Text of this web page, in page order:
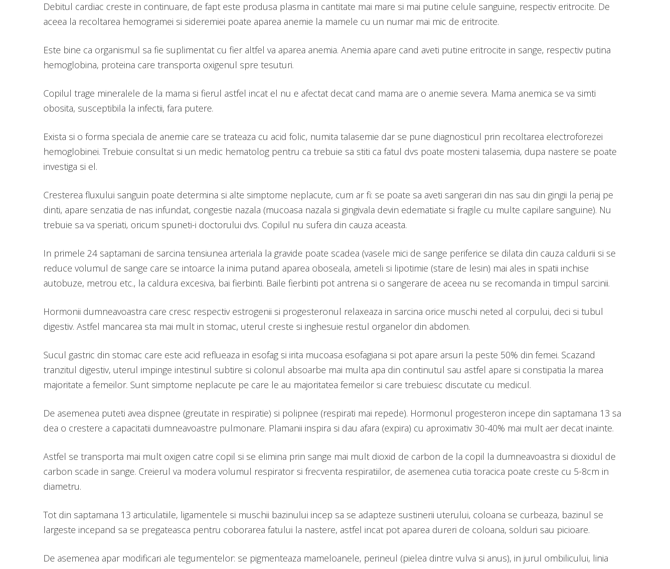
Debitul cardiac creste in continuare, de fapt este produsa plasma in cantitate mai mare si mai putine celule sanguine, respectiv eritrocite. De
aceea la recoltarea hemogramei si sideremiei poate aparea anemie la mamele cu un numar mai mic de eritrocite.
Este bine ca organismul sa fie suplimentat cu fier altfel va aparea anemia. Anemia apare cand aveti putine eritrocite in sange, respectiv putina
hemoglobina, proteina care transporta oxigenul spre tesuturi.
Copilul trage mineralele de la mama si fierul astfel incat el nu e afectat decat cand mama are o anemie severa. Mama anemica se va simti
obosita, susceptibila la infectii, fara putere.
Exista si o forma speciala de anemie care se trateaza cu acid folic, numita talasemie dar se pune diagnosticul prin recoltarea electroforezei
hemoglobinei. Trebuie consultat si un medic hematolog pentru ca trebuie sa stiti ca fatul dvs poate mosteni talasemia, dupa nastere se poate
investiga si el.
Cresterea fluxului sanguin poate determina si alte simptome neplacute, cum ar fi: se poate sa aveti sangerari din nas sau din gingii la periaj pe
dinti, apare senzatia de nas infundat, congestie nazala (mucoasa nazala si gingivala devin edematiate si fragile cu multe capilare sanguine). Nu
trebuie sa va speriati, oricum spuneti-i doctorului dvs. Copilul nu sufera din cauza aceasta.
In primele 24 saptamani de sarcina tensiunea arteriala la gravide poate scadea (vasele mici de sange periferice se dilata din cauza caldurii si se
reduce volumul de sange care se intoarce la inima putand aparea oboseala, ameteli si lipotimie (stare de lesin) mai ales in spatii inchise
autobuze, metrou etc., la caldura excesiva, bai fierbinti. Baile fierbinti pot antrena si o sangerare de aceea nu se recomanda in timpul sarcinii.
Hormonii dumneavoastra care cresc respectiv estrogenii si progesteronul relaxeaza in sarcina orice muschi neted al corpului, deci si tubul
digestiv. Astfel mancarea sta mai mult in stomac, uterul creste si inghesuie restul organelor din abdomen.
Sucul gastric din stomac care este acid reflueaza in esofag si irita mucoasa esofagiana si pot apare arsuri la peste 50% din femei. Scazand
tranzitul digestiv, uterul impinge intestinul subtire si colonul absoarbe mai multa apa din continutul sau astfel apare si constipatia la marea
majoritate a femeilor. Sunt simptome neplacute pe care le au majoritatea femeilor si care trebuiesc discutate cu medicul.
De asemenea puteti avea dispnee (greutate in respiratie) si polipnee (respirati mai repede). Hormonul progesteron incepe din saptamana 13 sa
dea o crestere a capacitatii dumneavoastre pulmonare. Plamanii inspira si dau afara (expira) cu aproximativ 30-40% mai mult aer decat inainte.
Astfel se transporta mai mult oxigen catre copil si se elimina prin sange mai mult dioxid de carbon de la copil la dumneavoastra si dioxidul de
carbon scade in sange. Creierul va modera volumul respirator si frecventa respiratiilor, de asemenea cutia toracica poate creste cu 5-8cm in
diametru.
Tot din saptamana 13 articulatiile, ligamentele si muschii bazinului incep sa se adapteze sustinerii uterului, coloana se curbeaza, bazinul se
largeste incepand sa se pregateasca pentru coborarea fatului la nastere, astfel incat pot aparea dureri de coloana, solduri sau picioare.
De asemenea apar modificari ale tegumentelor: se pigmenteaza mameloanele, perineul (pielea dintre vulva si anus), in jurul ombilicului, linia